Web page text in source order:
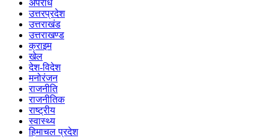
अपराध
उत्तरप्रदेश
उत्तराखंड
उत्तराखण्ड
क्राइम
खेल
देश-विदेश
मनोरंजन
राजनीति
राजनीतिक
राष्ट्रीय
स्वास्थ्य
हिमाचल प्रदेश